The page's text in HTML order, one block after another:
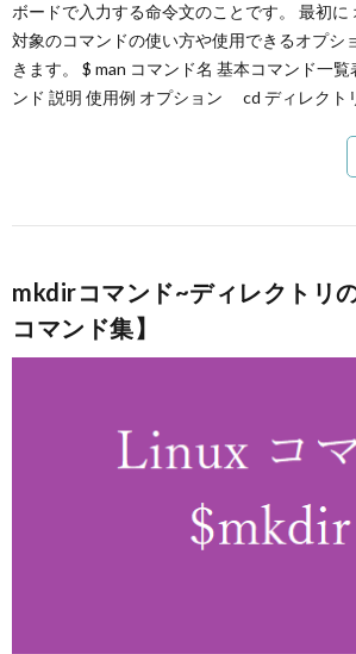
ボードで入力する命令文のことです。 最初に
対象のコマンドの使い方や使用できるオプシ
きます。 $ man コマンド名 基本コマンド一
ンド 説明 使用例 オプション cd ディレクト
mkdirコマンド~ディレクトリ
コマンド集】